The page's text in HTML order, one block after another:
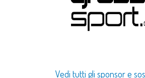
Vedi tutti gli sponsor e